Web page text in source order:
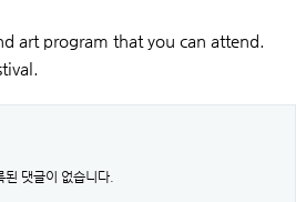
art program that you can attend.
된 댓글이 없습니다.